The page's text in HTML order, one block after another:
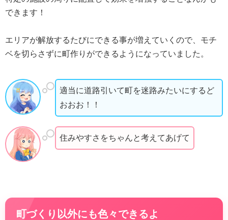
できます！
エリアが解放するたびにできる事が増えていくので、モチ
ベを切らさずに町作りができるようになっていました。
適当に道路引いて町を迷路みたいにするど
おおお！！
住みやすさをちゃんと考えてあげて
町づくり以外にも色々できるよ